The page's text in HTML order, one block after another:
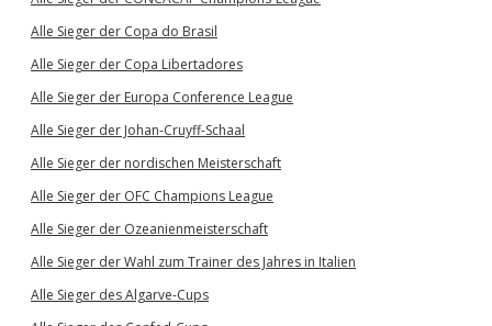
Alle Sieger der Copa do Brasil
Alle Sieger der Copa Libertadores
Alle Sieger der Europa Conference League
Alle Sieger der Johan-Cruyff-Schaal
Alle Sieger der nordischen Meisterschaft
Alle Sieger der OFC Champions League
Alle Sieger der Ozeanienmeisterschaft
Alle Sieger der Wahl zum Trainer des Jahres in Italien
Alle Sieger des Algarve-Cups